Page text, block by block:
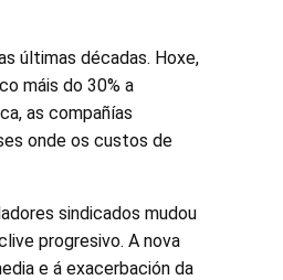
últimas décadas. Hoxe,
máis do 30% a
as compañías
onde os custos de
sindicados mudou
progresivo. A nova
e á exacerbación da